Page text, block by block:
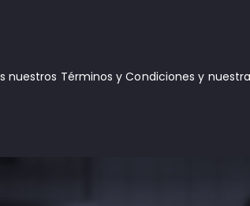
nuestros Términos y Condiciones y